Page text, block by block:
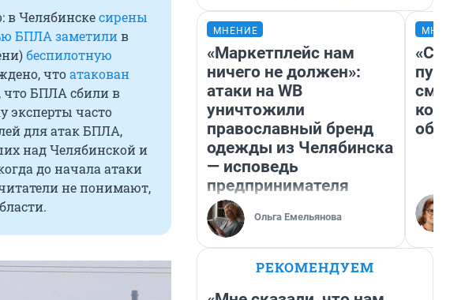
в Челябинскесирены
БПЛА заметилив
беспилотную
чтоатакован
, что БПЛА сбили в
эксперты часто
для атак БПЛА,
над Челябинской и
до начала атаки
не понимают,
МНЕНИЕ
«Маркетплейс нам
ничего не должен»:
атаки на WB
уничтожили
православный бренд
одежды из Челябинска
— исповедь
предпринимателя
Ольга Емельянова
РЕКОМЕНДУЕМ